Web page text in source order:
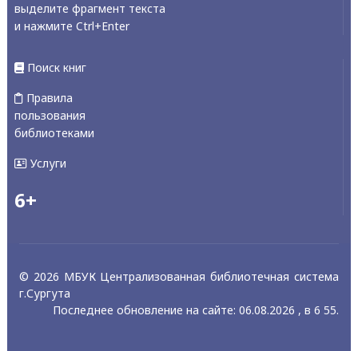
выделите фрагмент текста
и нажмите Ctrl+Enter
Поиск книг
Правила
пользования
библиотеками
Услуги
6+
© 2026 МБУК Централизованная библиотечная система
г.Сургута
Последнее обновление на сайте: 06.08.2026 , в 6 55.